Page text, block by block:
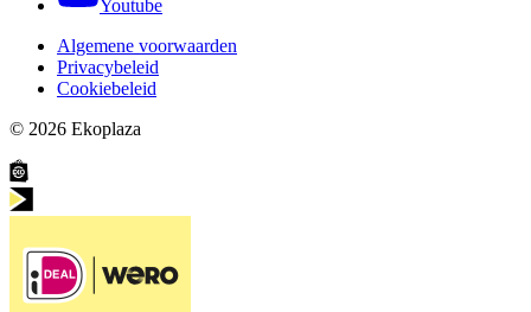
Youtube
Algemene voorwaarden
Privacybeleid
Cookiebeleid
© 2026 Ekoplaza